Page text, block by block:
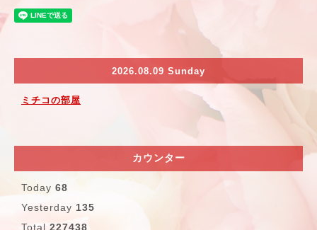
2026.08.09 Sunday
ミチコの部屋
カウンター
Today 68
Yesterday 135
Total 227438